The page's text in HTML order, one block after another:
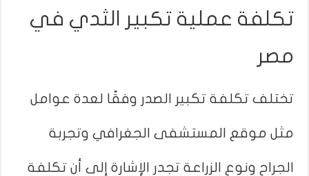
تكلفة عملية تكبير الثدي في
مصر
تختلف تكلفة تكبير الصدر وفقًا لعدة عوامل
مثل موقع المستشفى الجغرافي وتجربة
الجراح ونوع الزراعة تجدر الإشارة إلى أن تكلفة